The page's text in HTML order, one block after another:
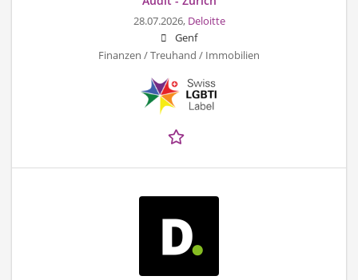
28.07.2026, Deloitte
Genf
Finanzen / Treuhand / Immobilien